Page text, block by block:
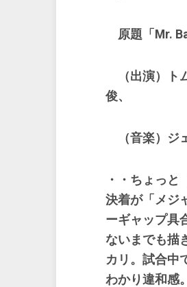
原題「Mr.
（出演）ト
俊、
（音楽）ジ
・・ちょっと
決着が「メジ
ーギャップ具
ないまでも描
カリ。試合中
わかり違和感。